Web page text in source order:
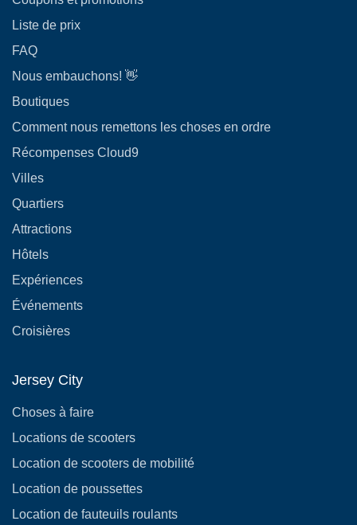
Liste de prix
FAQ
Nous embauchons! 👋
Boutiques
Comment nous remettons les choses en ordre
Récompenses Cloud9
Villes
Quartiers
Attractions
Hôtels
Expériences
Événements
Croisières
Jersey City
Choses à faire
Locations de scooters
Location de scooters de mobilité
Location de poussettes
Location de fauteuils roulants